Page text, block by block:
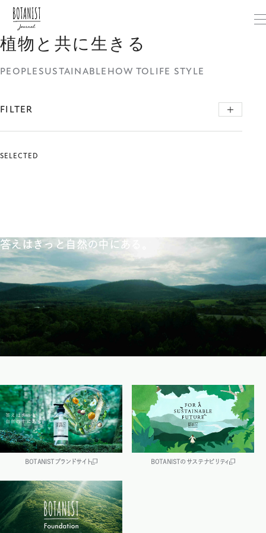
植物と共に生きる
PEOPLE SUSTAINABLE HOW TOLIFE STYLE
FILTER
SELECTED
答えはきっと自然の中にある。
BOTANISTブランドサイト BOTANISTのサステナビリティ